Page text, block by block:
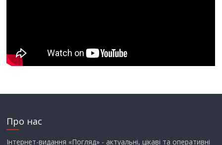
Про нас
Інтернет-видання «Погляд» - актуальні, цікаві та оперативні